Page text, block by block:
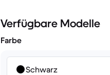
Verfügbare Modelle
Farbe
Schwarz